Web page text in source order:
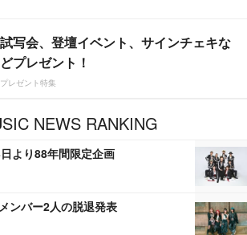
試写会、登壇イベント、サインチェキな
どプレゼント！
プレゼント特集
NEWS RANKING
より88年間限定企画
ンバー2人の脱退発表